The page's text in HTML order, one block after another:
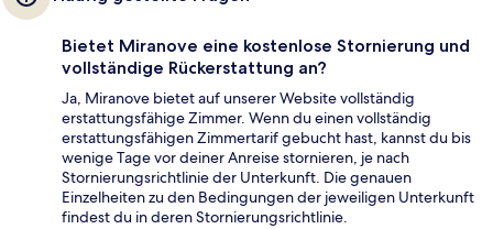
Bietet Miranove eine kostenlose Stornierung und
vollständige Rückerstattung an?
Ja, Miranove bietet auf unserer Website vollständig
erstattungsfähige Zimmer. Wenn du einen vollständig
erstattungsfähigen Zimmertarif gebucht hast, kannst du bis
wenige Tage vor deiner Anreise stornieren, je nach
Stornierungsrichtlinie der Unterkunft. Die genauen
Einzelheiten zu den Bedingungen der jeweiligen Unterkunft
findest du in deren Stornierungsrichtlinie.